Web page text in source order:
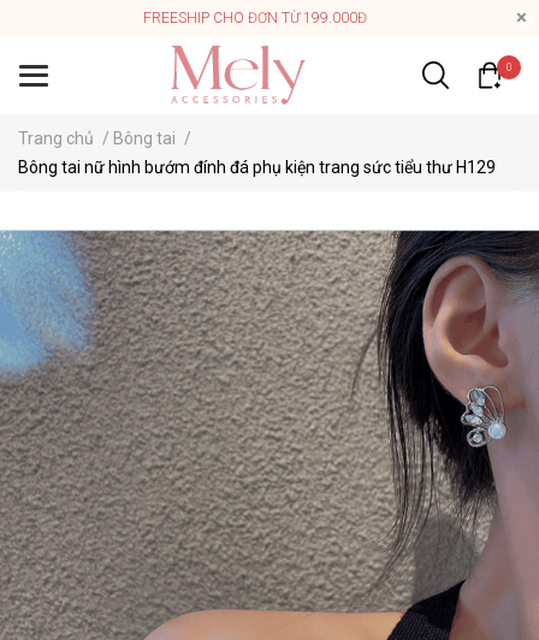
FREESHIP CHO ĐƠN TỪ 199.000Đ
0
Trang chủ / Bông tai /
Bông tai nữ hình bướm đính đá phụ kiện trang sức tiểu thư H129